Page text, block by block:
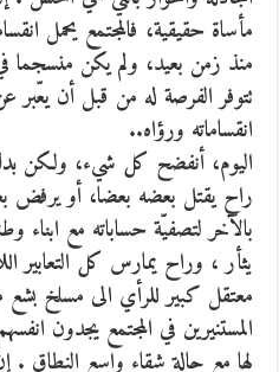
مأساة حقيقية، فالمجتمع يحمل
منذ زمن بعيد، ولم يكن منسجما
تتوفر الفرصة له من قبل أن يعّبر
انقساماته ورؤاه..
اليوم، أنفضح كل شيء، ولكن
راح يقتل بعضه بعضا، أو يرفض
بالآخر لتصفيّة حساباته مع
يثأر ، وراح يمارس كل التعابير
معتقل كبير للرأي الى مسلخ بشع
المستنيرين في المجتمع يجدون
لها مع حالة شقاء واسع النطاق .